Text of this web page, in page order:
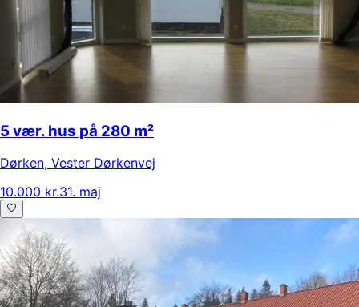
5 vær. hus på 280 m²
Dørken, Vester Dørkenvej
10.000 kr.31. maj